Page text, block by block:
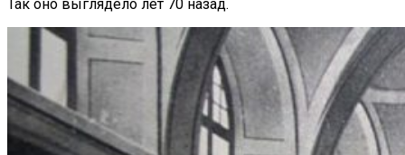
Так оно выглядело лет 70 назад.